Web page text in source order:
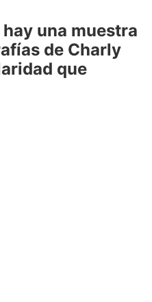
una muestra
de Charly
que